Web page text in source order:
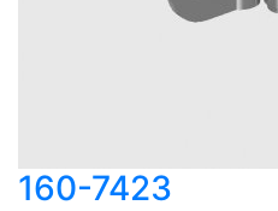
160-7423